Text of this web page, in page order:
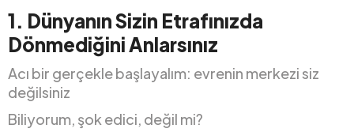
1. Dünyanın Sizin Etrafınızda
Dönmediğini Anlarsınız
Acı bir gerçekle başlayalım: evrenin merkezi siz
değilsiniz
Biliyorum, şok edici, değil mi?